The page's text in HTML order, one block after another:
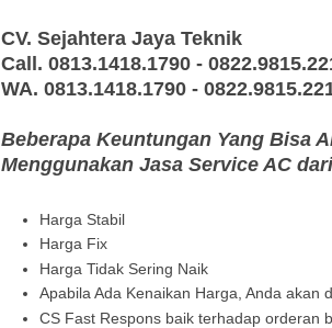
CV. Sejahtera Jaya Teknik
Call. 0813.1418.1790 -
WA. 0813.1418.1790 -
Beberapa Keuntungan Yang Bisa
Menggunakan Jasa Service AC
Harga Stabil
Harga Fix
Harga Tidak Sering Naik
Apabila Ada Kenaikan Harga, Anda akan
CS Fast Respons baik terhadap orderan